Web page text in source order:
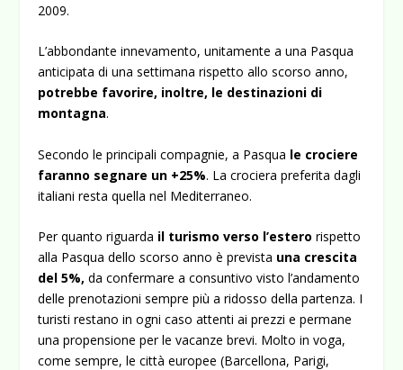
2009.
L’abbondante innevamento, unitamente a una Pasqua
anticipata di una settimana rispetto allo scorso anno,
potrebbe favorire, inoltre, le destinazioni di
montagna.
Secondo le principali compagnie, a Pasqua le crociere
faranno segnare un +25%. La crociera preferita dagli
italiani resta quella nel Mediterraneo.
Per quanto riguarda il turismo verso l’estero rispetto
alla Pasqua dello scorso anno è prevista una crescita
del 5%, da confermare a consuntivo visto l’andamento
delle prenotazioni sempre più a ridosso della partenza. I
turisti restano in ogni caso attenti ai prezzi e permane
una propensione per le vacanze brevi. Molto in voga,
come sempre, le città europee (Barcellona, Parigi,